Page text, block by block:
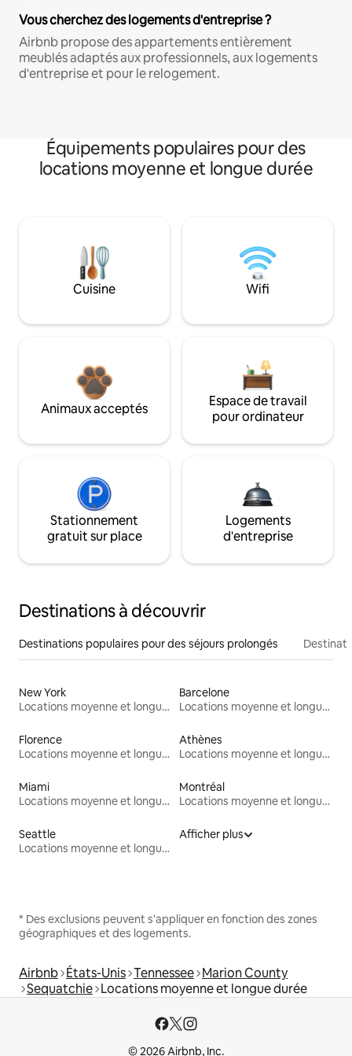
Vous cherchez des logements d'entreprise ?
Airbnb propose des appartements entièrement
meublés adaptés aux professionnels, aux logements
d'entreprise et pour le relogement.
Équipements populaires pour des
locations moyenne et longue durée
Cuisine Wifi
Animaux acceptés
Espace de travail
pour ordinateur
Stationnement
gratuit sur place
Logements
d'entreprise
Destinations à découvrir
Destinations populaires pour des séjours prolongés
New York
Locations moyenne et longue durée
Barcelone
Locations moyenne et longue durée
Florence
Locations moyenne et longue durée
Athènes
Locations moyenne et longue durée
Miami
Locations moyenne et longue durée
Montréal
Locations moyenne et longue durée
Seattle
Locations moyenne et longue durée
Afficher plus
* Des exclusions peuvent s'appliquer en fonction des zones
géographiques et des logements.
Airbnb États-Unis Tennessee Marion County
Sequatchie Locations moyenne et longue durée
© 2026 Airbnb, Inc.